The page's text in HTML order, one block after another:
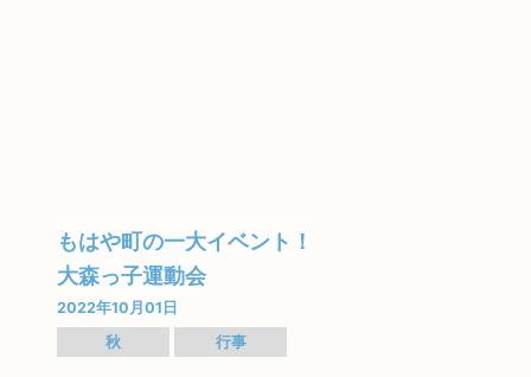
もはや町の一大イベント！
大森っ子運動会
2022年10月01日
秋
行事